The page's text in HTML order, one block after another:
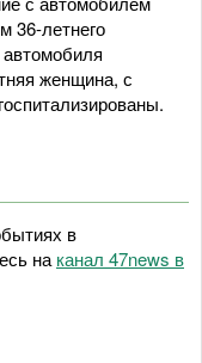
36-летнего
женщина, с
в
на канал 47news в